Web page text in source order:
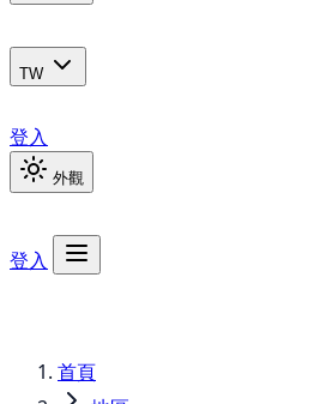
TW
登入
外觀
登入
首頁